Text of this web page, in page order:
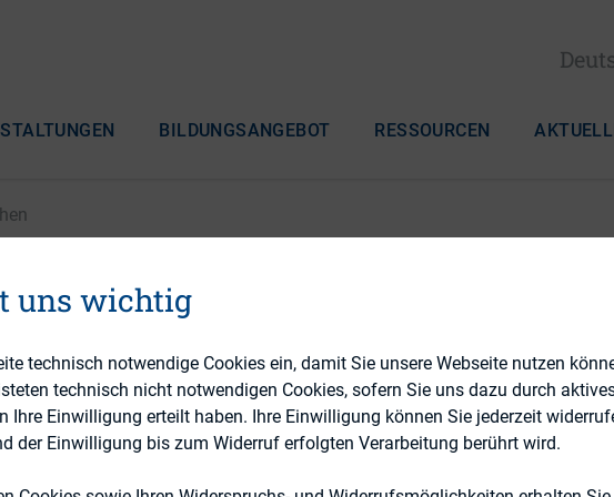
BILDUNGSANGEBOT RESSOURCEN
Finanzbehörden setzen
uns wichtig
technisch notwendige Cookies ein, damit Sie unsere Webseite nutzen
technisch nicht notwendigen Cookies, sofern Sie uns dazu durch
Ihre Einwilligung erteilt haben. Ihre Einwilligung können Sie jederzeit
der Einwilligung bis zum Widerruf erfolgten Verarbeitung berührt wird.